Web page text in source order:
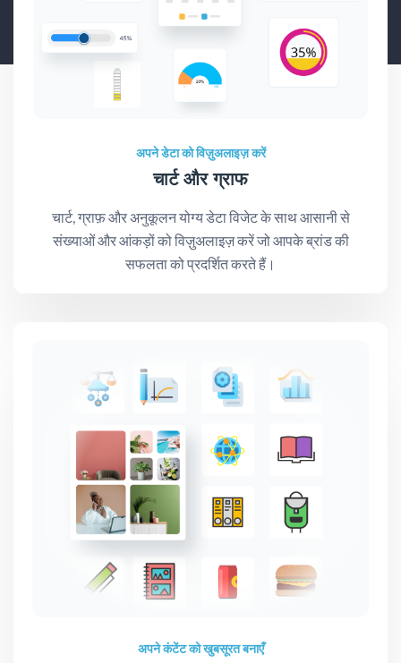
अपने डेटा को विज़ुअलाइज़ करें
चार्ट और ग्राफ
चार्ट, ग्राफ़ और अनुकूलन योग्य डेटा विजेट के साथ आसानी से
संख्याओं और आंकड़ों को विज़ुअलाइज़ करें जो आपके ब्रांड की
सफलता को प्रदर्शित करते हैं।
अपने कंटेंट को खुबसूरत बनाएँ